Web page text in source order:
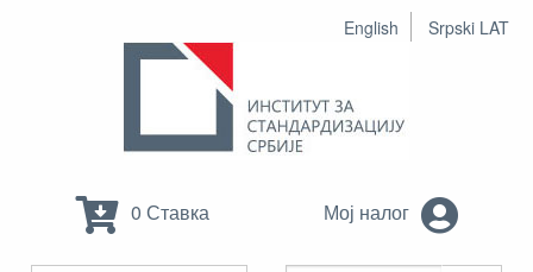
English Srpski LAT
0 Ставка Мој налог